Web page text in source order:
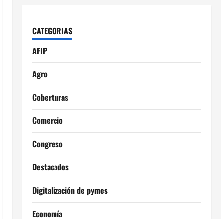
CATEGORIAS
AFIP
Agro
Coberturas
Comercio
Congreso
Destacados
Digitalización de pymes
Economía